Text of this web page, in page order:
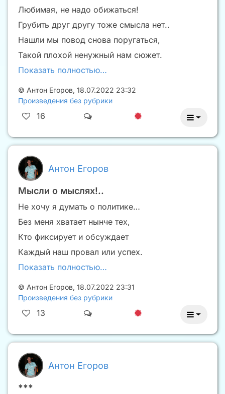
Любимая, не надо обижаться!
Грубить друг другу тоже смысла нет..
Нашли мы повод снова поругаться,
Такой плохой ненужный нам сюжет.
Показать полностью…
© Антон Егоров, 18.07.2022 23:32
Произведения без рубрики
16
Антон Егоров
Мысли о мыслях!..
Не хочу я думать о политике…
Без меня хватает нынче тех,
Кто фиксирует и обсуждает
Каждый наш провал или успех.
Показать полностью…
© Антон Егоров, 18.07.2022 23:31
Произведения без рубрики
13
Антон Егоров
***